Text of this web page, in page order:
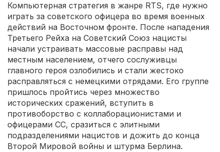
Компьютерная стратегия в жанре RTS, где нужно
играть за советского офицера во время военных
действий на Восточном фронте. После нападения
Третьего Рейха на Советский Союз нацисты
начали устраивать массовые расправы над
местным населением, отчего сослуживцы
главного героя озлобились и стали жестоко
расправляться с немецкими отрядами. Его группе
пришлось пройтись через множество
исторических сражений, вступить в
противоборство с коллаборационистами и
офицерами СС, сразиться с элитными
подразделениями нацистов и дожить до конца
Второй Мировой войны и штурма Берлина.